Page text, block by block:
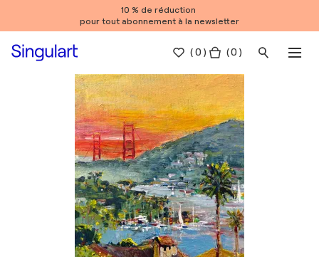
10 % de réduction
pour tout abonnement à la newsletter
(0 ) ( 0 )